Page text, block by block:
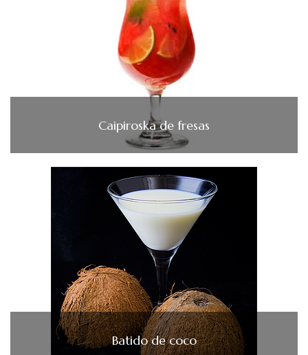
Caipiroska de fresas
Batido de coco